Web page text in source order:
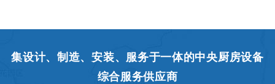
集设计、制造、安装、服务于一体的中央厨房设备
综合服务供应商